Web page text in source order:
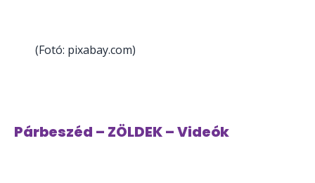
(Fotó: pixabay.com)
Párbeszéd – ZÖLDEK – Videók